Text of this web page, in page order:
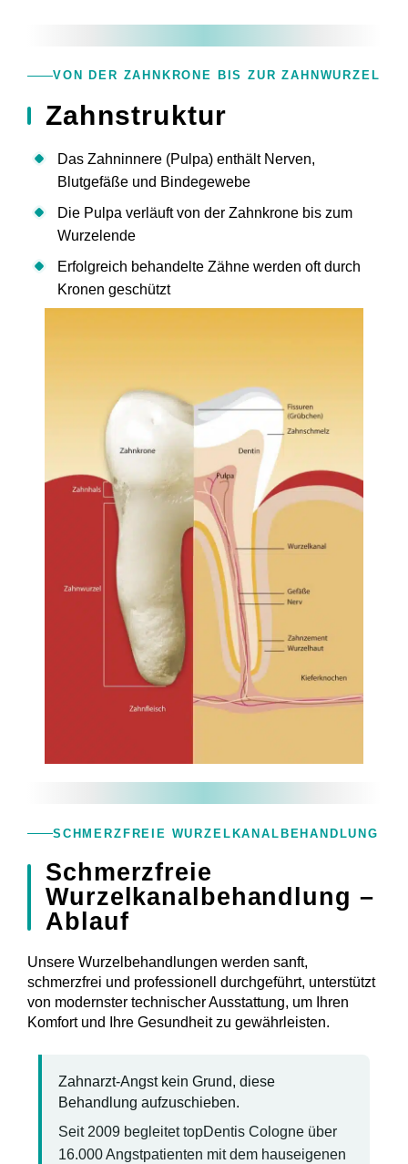
VON DER ZAHNKRONE BIS ZUR ZAHNWURZEL
Zahnstruktur
Das Zahninnere (Pulpa) enthält Nerven,
Blutgefäße und Bindegewebe
Die Pulpa verläuft von der Zahnkrone bis zum
Wurzelende
Erfolgreich behandelte Zähne werden oft durch
Kronen geschützt
SCHMERZFREIE WURZELKANALBEHANDLUNG
Schmerzfreie
Wurzelkanalbehandlung –
Ablauf
Unsere Wurzelbehandlungen werden sanft,
schmerzfrei und professionell durchgeführt, unterstützt
von modernster technischer Ausstattung, um Ihren
Komfort und Ihre Gesundheit zu gewährleisten.
Zahnarzt-Angst kein Grund, diese
Behandlung aufzuschieben.
Seit 2009 begleitet topDentis Cologne über
16.000 Angstpatienten mit dem hauseigenen